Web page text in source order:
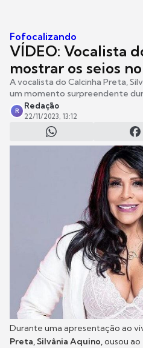
Fofocalizando
VÍDEO: Vocalista
mostrar os seios
A vocalista do Calcinha Preta,
um momento surpreendente
R
Redação
22/11/2023, 13:12
Durante uma apresentação ao
Preta, Silvânia Aquino,ousou ao